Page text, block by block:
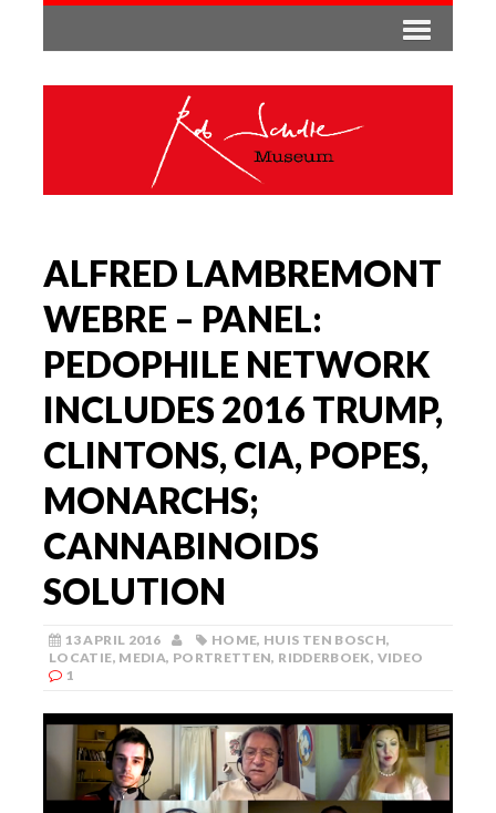
ALFRED LAMBREMONT
WEBRE – PANEL:
PEDOPHILE NETWORK
INCLUDES 2016 TRUMP,
CLINTONS, CIA, POPES,
MONARCHS;
CANNABINOIDS
SOLUTION
13 APRIL 2016 HOME, HUIS TEN BOSCH,
LOCATIE, MEDIA, PORTRETTEN, RIDDERBOEK, VIDEO
1